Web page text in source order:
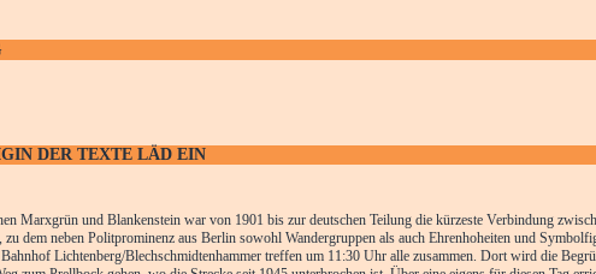
DER TEXTE LÄD EIN
Marxgrün und Blankenstein war von 1901 bis zur deutschen Teilung die kürzeste Verbindung
zu dem neben Politprominenz aus Berlin sowohl Wandergruppen als auch Ehrenhoheiten und
Lichtenberg/Blechschmidtenhammer treffen um 11:30 Uhr alle zusammen. Dort wird die